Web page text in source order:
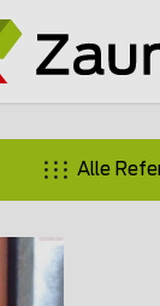
Alle